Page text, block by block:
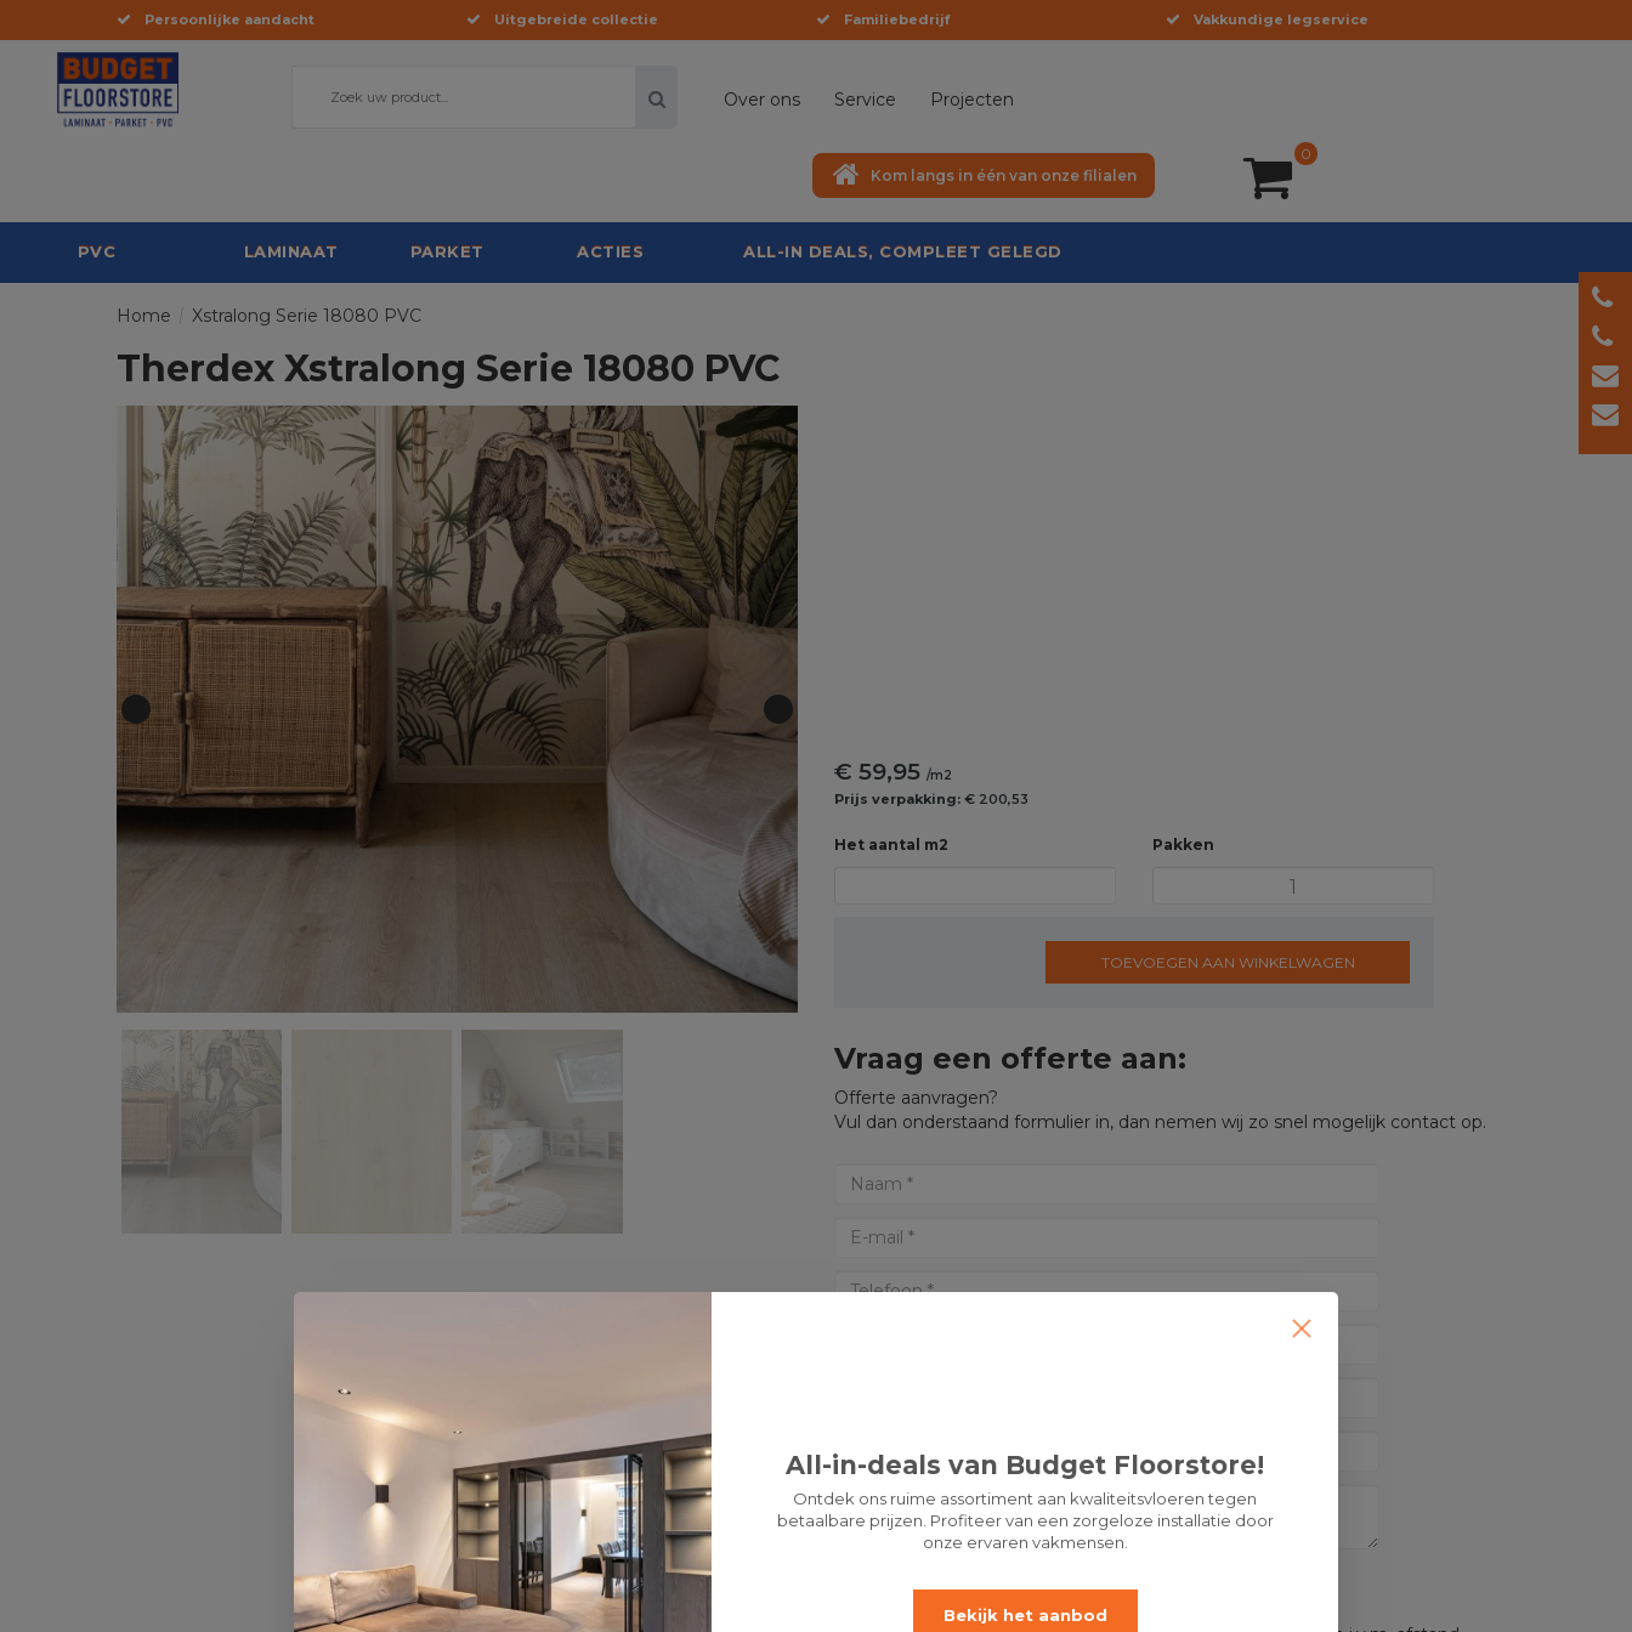
Persoonlijke aandacht Uitgebreide collectie Familiebedrijf Vakkundige legservice
Over ons Service Projecten
Kom langs in één van onze filialen
0
PVC LAMINAAT PARKET ACTIES ALL-IN DEALS, COMPLEET GELEGD
Home Xstralong Serie 18080 PVC
Therdex Xstralong Serie 18080 PVC
€ 59,95 /m2
Prijs verpakking: € 200,53
Het aantal m2 Pakken
TOEVOEGEN AAN WINKELWAGEN
Vraag een offerte aan:
Offerte aanvragen?
Vul dan onderstaand formulier in, dan nemen wij zo snel mogelijk contact op.
OFFERTE AANVRAGEN
LET OP:
All-in-deals van Budget Floorstore!
Ontdek ons ruime assortiment aan kwaliteitsvloeren tegen
betaalbare prijzen. Profiteer van een zorgeloze installatie door
onze ervaren vakmensen.
Bekijk het aanbod